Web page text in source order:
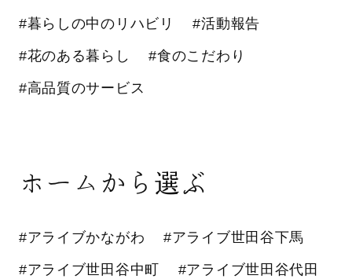
#暮らしの中のリハビリ #活動報告
#花のある暮らし #食のこだわり
#高品質のサービス
ホームから選ぶ
#アライブかながわ #アライブ世田谷下馬
#アライブ世田谷中町 #アライブ世田谷代田